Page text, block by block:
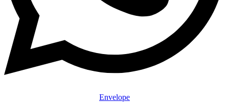
Envelope